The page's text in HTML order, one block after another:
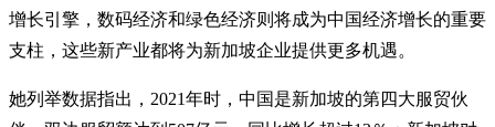
增长引擎，数码经济和绿色经济则将成为中国经济增长的重要
支柱，这些新产业都将为新加坡企业提供更多机遇。
她列举数据指出，2021年时，中国是新加坡的第四大服贸伙